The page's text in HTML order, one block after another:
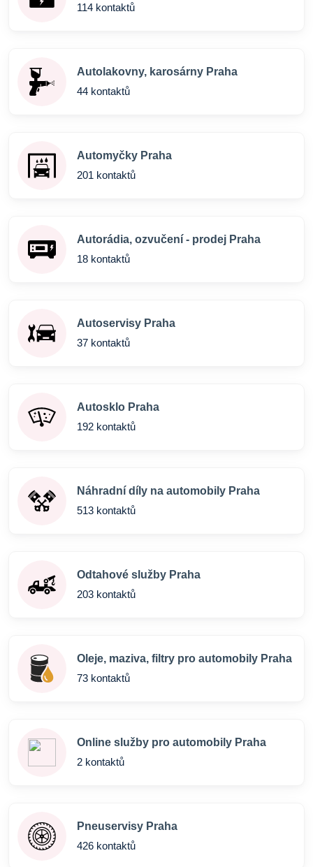
114 kontaktů
Autolakovny, karosárny Praha
44 kontaktů
Automyčky Praha
201 kontaktů
Autorádia, ozvučení - prodej Praha
18 kontaktů
Autoservisy Praha
37 kontaktů
Autosklo Praha
192 kontaktů
Náhradní díly na automobily Praha
513 kontaktů
Odtahové služby Praha
203 kontaktů
Oleje, maziva, filtry pro automobily Praha
73 kontaktů
Online služby pro automobily Praha
2 kontaktů
Pneuservisy Praha
426 kontaktů